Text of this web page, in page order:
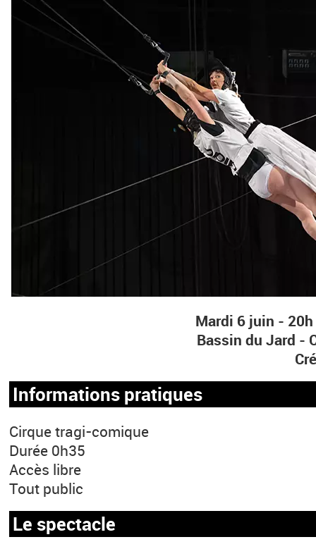
Mardi 6 juin -
Bassin du Jard -
Informations pratiques
Cirque tragi-comique
Durée 0h35
Accès libre
Tout public
Le spectacle